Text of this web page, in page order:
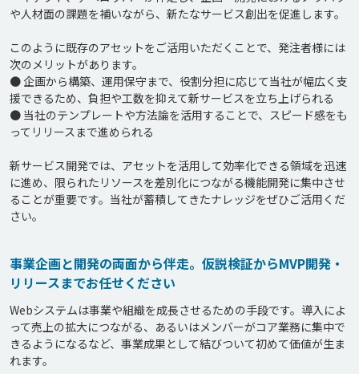
や人材面の課題を補いながら、新たなサービス創出を促進します。
このように既存のアセットをご活用いただくことで、発注者様には
次のメリットがあります。
● 企画から構築、運用保守まで、役割分担に応じて当社が幅広く支
援できるため、負担や工数を抑えて新サービスを立ち上げられる
● 当社のテンプレートや方法論を活用することで、スピード感をも
ってリリースまで進められる
新サービス開発では、アセットを活用して効率化できる領域を迅速
に進め、限られたリソースを差別化につながる機能開発に集中させ
ることが重要です。当社が蓄積してきたナレッジをぜひご活用くだ
事業企画と開発の両面から伴走。仮説検証からMVP開発・
リリースまでお任せください
Webシステムは事業や組織を成長させるための手段です。導入によ
って売上の拡大につながる、あるいはメンバーがコア業務に集中で
きるようになるなど、事業成果として結びついて初めて価値が生ま
れます。